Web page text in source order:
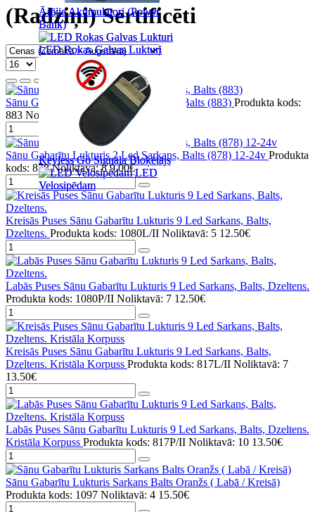
Ārējie Akumulatori (Power
Bank)
LED Rokas Galvas Lukturi
Keyless Go Signāla Bloķētājs
LED
Velosipēdam
Ārējie Akumulatori (Power
Bank)
LED Rokas Galvas Lukturi
Keyless Go Signāla Bloķētājs
LED
Velosipēdam
(Radziņi) Sertificēti
Sānu Gabarītu Lukturis 2 Led Sarkans, Balts (883) Produkta kods:
883 Noliktavā: 48
Sānu Gabarītu Lukturis 2 Led Sarkans, Balts (878) 12-24v Produkta
kods: 878 Noliktavā: 89.00€
Kreisās Puses Sānu Gabarītu Lukturis 9 Led Sarkans, Balts,
Dzeltens. Produkta kods: 1080L/II Noliktavā: 5 12.50€
Labās Puses Sānu Gabarītu Lukturis 9 Led Sarkans, Balts, Dzeltens.
Produkta kods: 1080P/II Noliktavā: 7 12.50€
Kreisās Puses Sānu Gabarītu Lukturis 9 Led Sarkans, Balts,
Dzeltens. Kristāla Korpuss Produkta kods: 817L/II Noliktavā: 7
13.50€
Labās Puses Sānu Gabarītu Lukturis 9 Led Sarkans, Balts, Dzeltens.
Kristāla Korpuss Produkta kods: 817P/II Noliktavā: 10 13.50€
Sānu Gabarītu Lukturis Sarkans Balts Oranžs ( Labā / Kreisā)
Produkta kods: 1097 Noliktavā: 4 15.50€